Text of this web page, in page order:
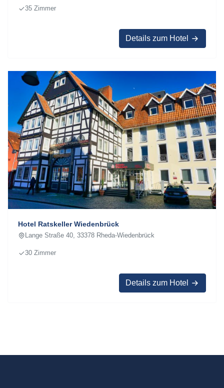
35 Zimmer
Details zum Hotel
Hotel Ratskeller Wiedenbrück
Lange Straße 40, 33378 Rheda-Wiedenbrück
30 Zimmer
Details zum Hotel